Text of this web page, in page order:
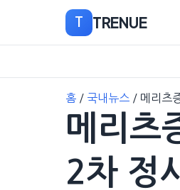
T TRENUE
홈 / 국내뉴스 / 메리츠
메리츠
2차 정